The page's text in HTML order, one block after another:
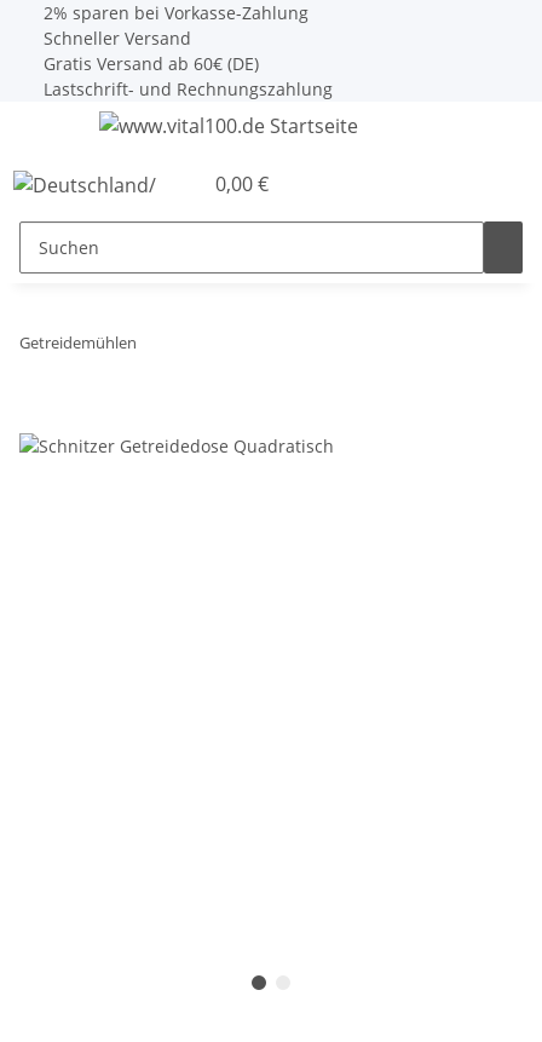
2% sparen bei Vorkasse-Zahlung
Schneller Versand
Gratis Versand ab 60€ (DE)
Lastschrift- und Rechnungszahlung
0,00 €
Getreidemühlen